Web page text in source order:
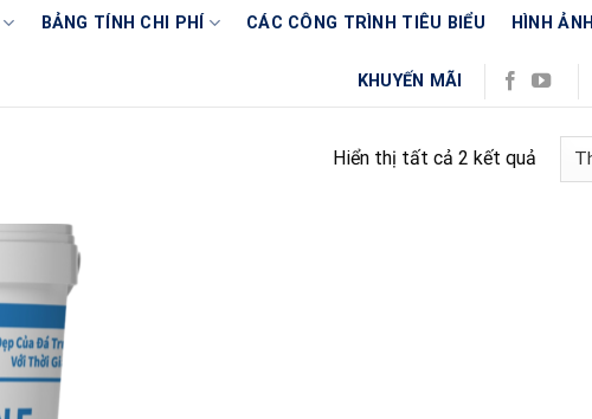
BẢNG TÍNH CHI PHÍ CÁC CÔNG TRÌNH TIÊU BIỂU HÌNH ẢNH
KHUYẾN MÃI
Hiển thị tất cả 2 kết quả